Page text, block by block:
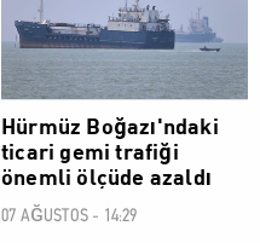
Hürmüz Boğazı'ndaki
ticari gemi trafiği
önemli ölçüde azaldı
07 AĞUSTOS - 14:29